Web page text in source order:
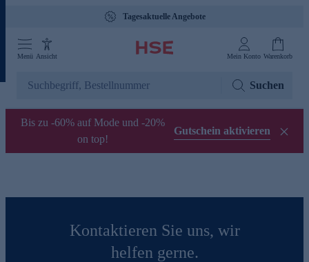
Tagesaktuelle Angebote
Menü Ansicht Mein Konto Warenkorb
Suchen
Bis zu -60% auf Mode und -20%
on top!
Gutschein aktivieren
Kontaktieren Sie uns, wir
helfen gerne.